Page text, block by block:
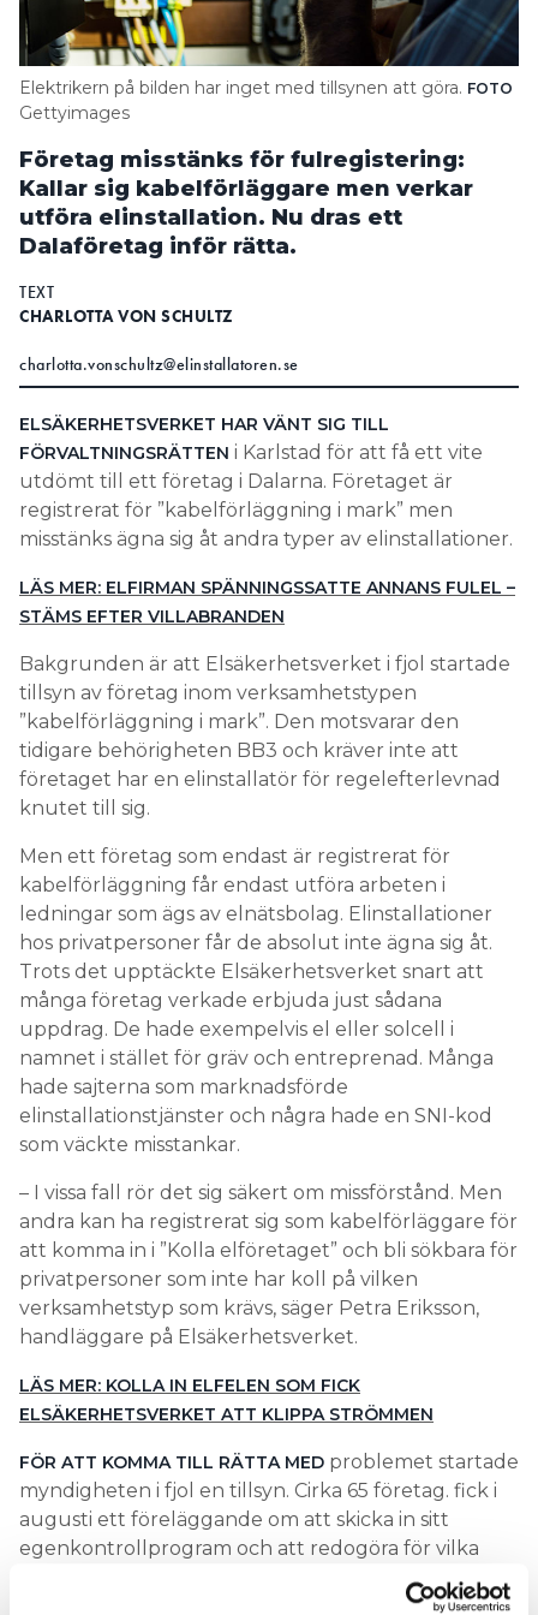
Search for:
Elektrikern på bilden har inget med tillsynen att göra. FOTO
Gettyimages
Företag misstänks för fulregistering:
Kallar sig kabelförläggare men verkar
utföra elinstallation. Nu dras ett
Dalaföretag inför rätta.
TEXT
CHARLOTTA VON SCHULTZ
charlotta.vonschultz@elinstallatoren.se
ELSÄKERHETSVERKET HAR VÄNT SIG TILL
FÖRVALTNINGSRÄTTEN i Karlstad för att få ett vite
utdömt till ett företag i Dalarna. Företaget är
registrerat för ”kabelförläggning i mark” men
misstänks ägna sig åt andra typer av elinstallationer.
LÄS MER: ELFIRMAN SPÄNNINGSSATTE ANNANS FULEL –
STÄMS EFTER VILLABRANDEN
Bakgrunden är att Elsäkerhetsverket i fjol startade
tillsyn av företag inom verksamhetstypen
”kabelförläggning i mark”. Den motsvarar den
tidigare behörigheten BB3 och kräver inte att
företaget har en elinstallatör för regelefterlevnad
knutet till sig.
Men ett företag som endast är registrerat för
kabelförläggning får endast utföra arbeten i
ledningar som ägs av elnätsbolag. Elinstallationer
hos privatpersoner får de absolut inte ägna sig åt.
Trots det upptäckte Elsäkerhetsverket snart att
många företag verkade erbjuda just sådana
uppdrag. De hade exempelvis el eller solcell i
namnet i stället för gräv och entreprenad. Många
hade sajterna som marknadsförde
elinstallationstjänster och några hade en SNI-kod
som väckte misstankar.
– I vissa fall rör det sig säkert om missförstånd. Men
andra kan ha registrerat sig som kabelförläggare för
att komma in i ”Kolla elföretaget” och bli sökbara för
privatpersoner som inte har koll på vilken
verksamhetstyp som krävs, säger Petra Eriksson,
handläggare på Elsäkerhetsverket.
LÄS MER: KOLLA IN ELFELEN SOM FICK
ELSÄKERHETSVERKET ATT KLIPPA STRÖMMEN
FÖR ATT KOMMA TILL RÄTTA MED problemet startade
myndigheten i fjol en tillsyn. Cirka 65 företag. fick i
augusti ett föreläggande om att skicka in sitt
egenkontrollprogram och att redogöra för vilka
elnätsbolag de arbetar för. Efter det avregistrerade
sig ett antal från företagsregistret. Andra knöt till sig